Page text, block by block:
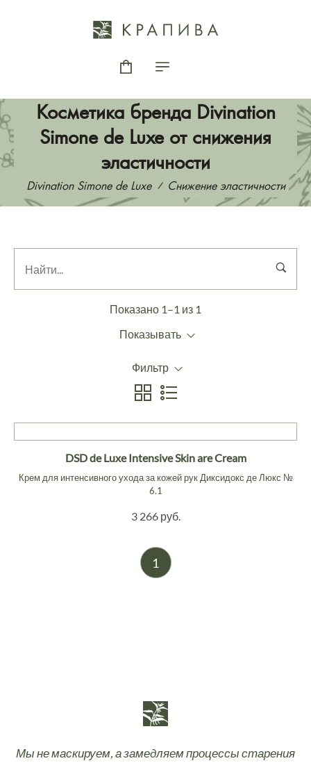
Косметика бренда Divination
Simone de Luxe от снижения
эластичности
Divination Simone de Luxe Снижение эластичности
Показано 1–1 из 1
Показывать
Фильтр
DSD de Luxe Intensive Skin are Cream
Крем для интенсивного ухода за кожей рук Диксидокс де Люкс №
6.1
3 266 руб.
1
Мы не маскируем, а замедляем процессы старения